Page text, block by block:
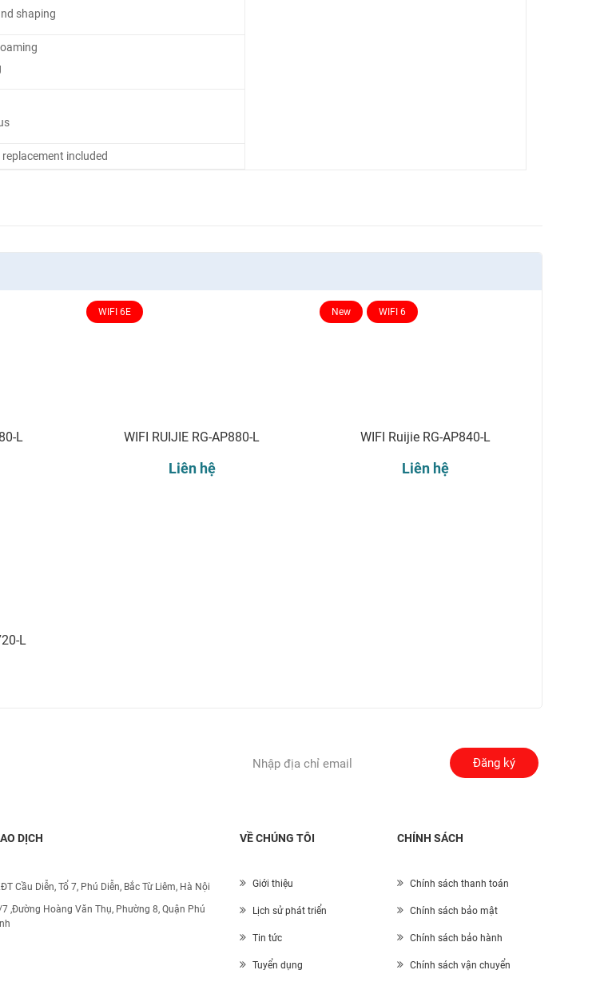
shaping
included
L WIFI RUIJIE RG-AP880-L
Liên hệ
WIFI 6E
WIFI Ruijie RG-AP840-L
Liên hệ
New WIFI 6
L
Đăng ký
DỊCH
Cầu Diễn, Tổ 7, Phú Diễn, Bắc Từ Liêm, Hà Nội
,Đường Hoàng Văn Thụ, Phường 8, Quận Phú
VỀ CHÚNG TÔI
Giới thiệu
Lịch sử phát triển
Tin tức
Tuyển dụng
CHÍNH SÁCH
Chính sách thanh toán
Chính sách bảo mật
Chính sách bảo hành
Chính sách vận chuyển